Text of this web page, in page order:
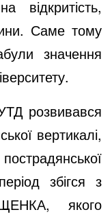
відкритість,
Саме тому
значення
розвивався
вертикалі,
збігся з
якого